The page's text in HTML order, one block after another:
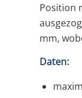
Position
mm,
Daten: